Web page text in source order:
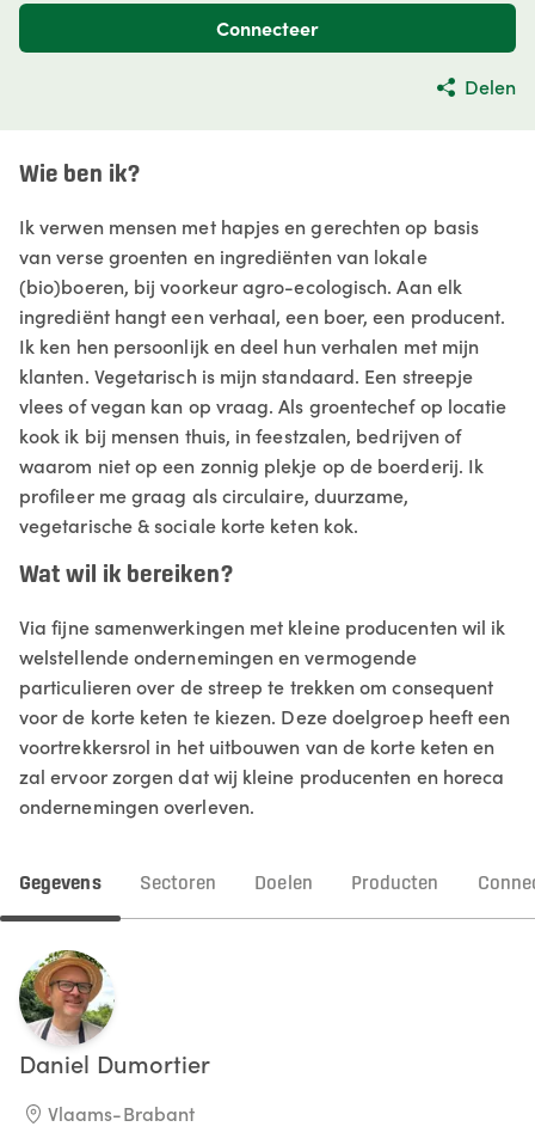
Connecteer
Delen
Wie ben ik?
Ik verwen mensen met hapjes en gerechten op basis
van verse groenten en ingrediënten van lokale
(bio)boeren, bij voorkeur agro-ecologisch. Aan elk
ingrediënt hangt een verhaal, een boer, een producent.
Ik ken hen persoonlijk en deel hun verhalen met mijn
klanten. Vegetarisch is mijn standaard. Een streepje
vlees of vegan kan op vraag. Als groentechef op locatie
kook ik bij mensen thuis, in feestzalen, bedrijven of
waarom niet op een zonnig plekje op de boerderij. Ik
profileer me graag als circulaire, duurzame,
vegetarische & sociale korte keten kok.
Wat wil ik bereiken?
Via fijne samenwerkingen met kleine producenten wil ik
welstellende ondernemingen en vermogende
particulieren over de streep te trekken om consequent
voor de korte keten te kiezen. Deze doelgroep heeft een
voortrekkersrol in het uitbouwen van de korte keten en
zal ervoor zorgen dat wij kleine producenten en horeca
ondernemingen overleven.
Gegevens Sectoren Doelen Producten
Daniel Dumortier
Vlaams-Brabant